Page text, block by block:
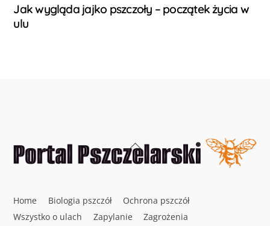
Jak wygląda jajko pszczoły – początek życia w
ulu
Back
To
Home Biologia pszczół
Ochrona pszczół
Wszystko o ulach
Zapylanie Zagrożenia